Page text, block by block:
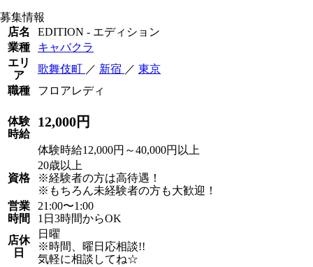
募集情報
店名
EDITION - エディション
業種
キャバクラ
エリ
ア
歌舞伎町 ／ 新宿 ／ 東京
職種
フロアレディ
体験
時給
12,000円
体験時給12,000円～40,000円以上
資格
20歳以上
※経験者の方は高待遇！
※もちろん未経験者の方も大歓迎！
営業
時間
21:00〜1:00
1日3時間からOK
店休
日
日曜
※時間、曜日応相談!!
気軽に相談してね☆